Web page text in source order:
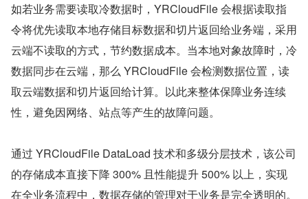
如若业务需要读取冷数据时，YRCloudFile 会根据读取指
令将优先读取本地存储目标数据和切片返回给业务端，采用
云端不读取的方式，节约数据成本。当本地对象故障时，冷
数据同步在云端，那么 YRCloudFile 会检测数据位置，读
取云端数据和切片返回给计算。以此来整体保障业务连续
性，避免因网络、站点等产生的故障问题。
通过 YRCloudFile DataLoad 技术和多级分层技术，该公司
的存储成本直接下降 300% 且性能提升 500% 以上，实现
在全业务流程中，数据存储的管理对于业务是完全透明的。